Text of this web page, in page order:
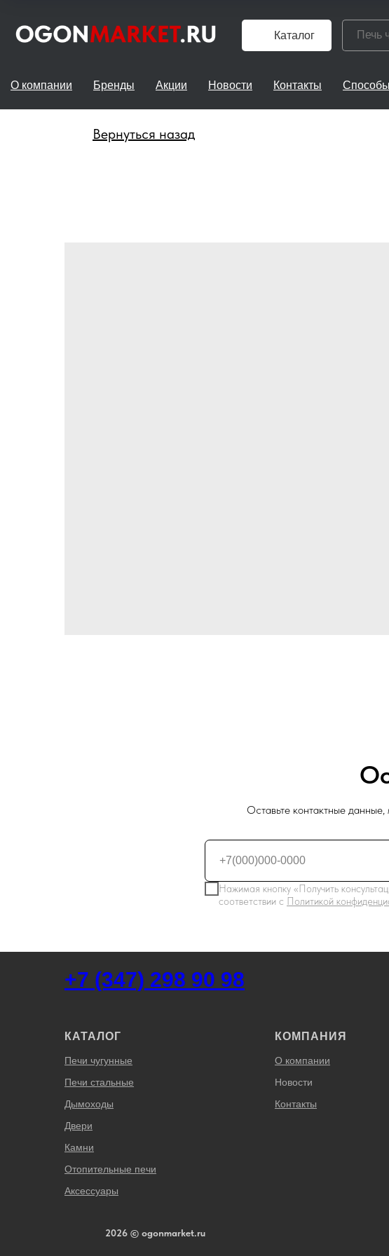
Каталог
О компании Бренды Акции Новости Контакты
Вернуться назад
Оставьте контактные
Нажимая кнопку «Получить
соответствии с Политикой
+7 (347) 298 90 98
КАТАЛОГ
Печи чугунные
Печи стальные
Дымоходы
Двери
Камни
Отопительные печи
Аксессуары
КОМПАНИЯ
О компании
Новости
Контакты
2026 © ogonmarket.ru